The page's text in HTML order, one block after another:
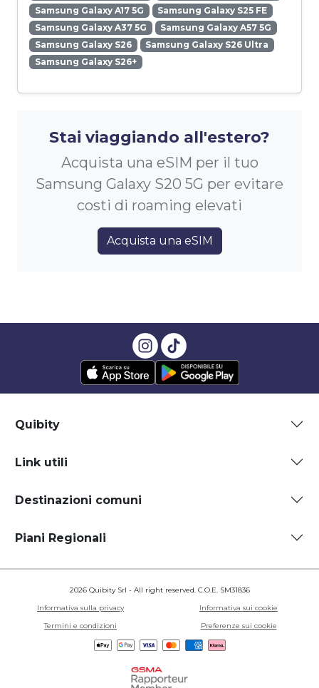
Samsung Galaxy A17 5G
Samsung Galaxy S25 FE
Samsung Galaxy A37 5G
Samsung Galaxy A57 5G
Samsung Galaxy S26
Samsung Galaxy S26 Ultra
Samsung Galaxy S26+
Stai viaggiando all'estero?
Acquista una eSIM per il tuo
Samsung Galaxy S20 5G per evitare
costi di roaming elevati
Acquista una eSIM
Quibity
Link utili
Destinazioni comuni
Piani Regionali
2026 Quibity Srl - All right reserved. C.O.E. SM31836
Informativa sulla privacy
Informativa sui cookie
Termini e condizioni
Preferenze sui cookie